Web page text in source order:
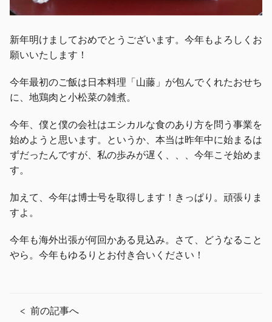
新年明けましておめでとうございます。今年もよろしくお
願いいたします！
今年最初のご飯は日本料理「山藤」が包んでくれたおせち
に、地鶏肉と小松菜の雑煮。
今年、僕と僕の会社はエシカルな食のあり方を問う事業を
始めようと思います。というか、本当は昨年中に始まるは
ずだったんですが、私の歩みが遅く、、、今年こそ始めま
す。
加えて、今年は博士号を取得します！きっぱり。頑張りま
すよ。
今年も海外出張が何回かある見込み。さて、どうなること
やら。今年もゆるりとお付き合いください！
前の記事へ